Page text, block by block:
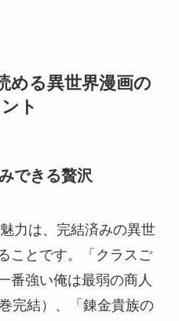
める異世界漫画の
ト
できる贅沢
力は、完結済みの異世
ことです。「クラスご
番強い俺は最弱の商人
完結）、「錬金貴族の